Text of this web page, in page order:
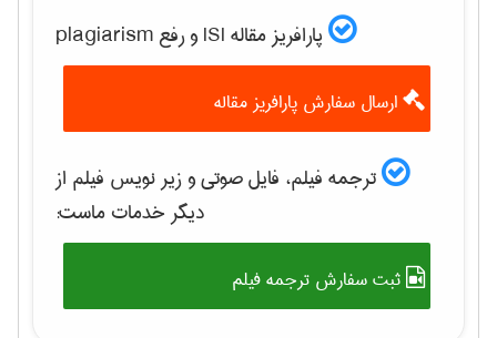
پارافریز مقاله ISI و رفع plagiarism
ارسال سفارش پارافریز مقاله
ترجمه فیلم، فایل صوتی و زیر نویس فیلم از
دیگر خدمات ماست:
ثبت سفارش ترجمه فیلم